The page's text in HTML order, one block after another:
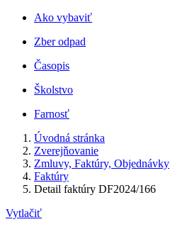
Ako vybaviť
Zber odpad
Časopis
Školstvo
Farnosť
Úvodná stránka
Zverejňovanie
Zmluvy, Faktúry, Objednávky
Faktúry
Detail faktúry DF2024/166
Vytlačiť